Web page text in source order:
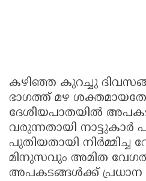
കഴിഞ്ഞ കുറച്ചു
ഭാഗത്ത് മഴ
ദേശീയപാതയിൽ
വരുന്നതായി നാട്ടുകാർ
പുതിയതായി
മിനുസവും അമിത
അപകടങ്ങൾക്ക് പ്രധാന